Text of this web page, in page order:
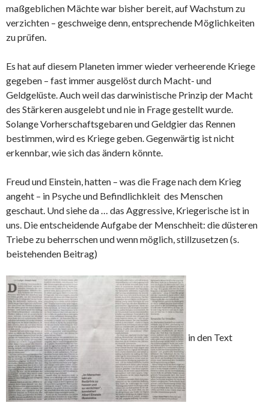
maßgeblichen Mächte war bisher bereit, auf Wachstum zu
verzichten – geschweige denn, entsprechende Möglichkeiten
zu prüfen.
Es hat auf diesem Planeten immer wieder verheerende Kriege
gegeben – fast immer ausgelöst durch Macht- und
Geldgelüste. Auch weil das darwinistische Prinzip der Macht
des Stärkeren ausgelebt und nie in Frage gestellt wurde.
Solange Vorherschaftsgebaren und Geldgier das Rennen
bestimmen, wird es Kriege geben. Gegenwärtig ist nicht
erkennbar, wie sich das ändern könnte.
Freud und Einstein, hatten – was die Frage nach dem Krieg
angeht – in Psyche und Befindlichkleit des Menschen
geschaut. Und siehe da … das Aggressive, Kriegerische ist in
uns. Die entscheidende Aufgabe der Menschheit: die düsteren
Triebe zu beherrschen und wenn möglich, stillzusetzen (s.
beistehenden Beitrag)
in den Text